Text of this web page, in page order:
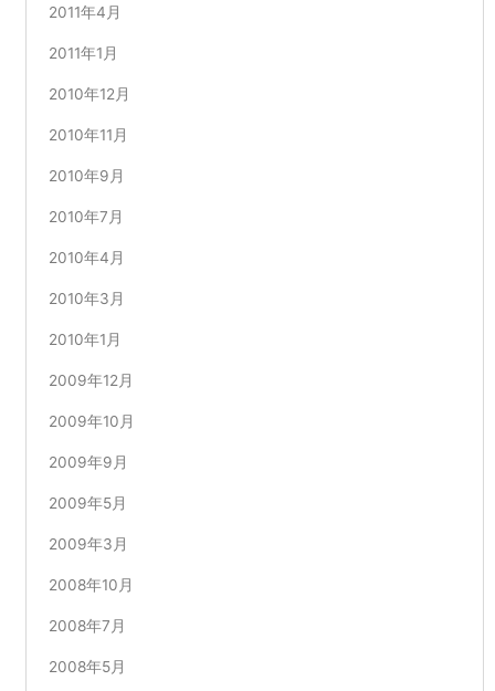
2011年4月
2011年1月
2010年12月
2010年11月
2010年9月
2010年7月
2010年4月
2010年3月
2010年1月
2009年12月
2009年10月
2009年9月
2009年5月
2009年3月
2008年10月
2008年7月
2008年5月